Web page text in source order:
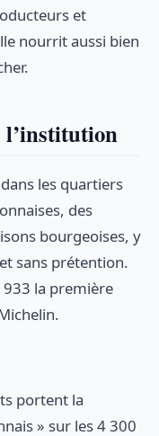
et
nourrit aussi bien
l’institution
les quartiers
des
bourgeoises, y
sans prétention.
la première
portent la
» sur les 4 300